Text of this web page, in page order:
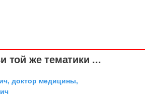
той же тематики ...
доктор медицины,